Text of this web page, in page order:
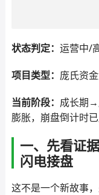
状态判定： 运营中/
项目类型： 庞氏资
当前阶段： 成长期→
膨胀，崩盘倒计时已
一、先看证
闪电接盘
这不是一个新故事